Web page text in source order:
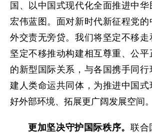
国、以中国式现代化全面推进中
宏伟蓝图。面对新时代新征程党的
外交责无旁贷。我们将坚定不移走
坚定不移推动构建相互尊重、公
的新型国际关系，与各国携手同
建人类命运共同体，为推进中国式
好外部环境、拓展更广阔发展空间。
更加坚决守护国际秩序。 联合